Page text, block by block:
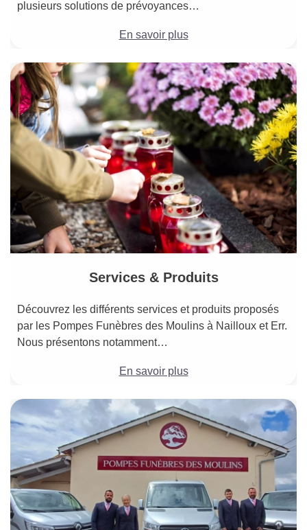
plusieurs solutions de prévoyances…
En savoir plus
Services & Produits
Découvrez les différents services et produits proposés
par les Pompes Funèbres des Moulins à Nailloux et Err.
Nous présentons notamment…
En savoir plus